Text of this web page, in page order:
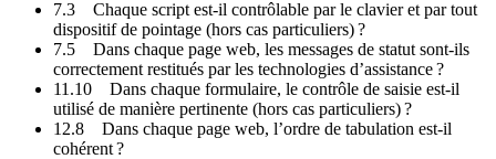
7.3 Chaque script est-il contrôlable par le clavier et par tout
dispositif de pointage (hors cas particuliers) ?
7.5 Dans chaque page web, les messages de statut sont-ils
correctement restitués par les technologies d’assistance ?
11.10 Dans chaque formulaire, le contrôle de saisie est-il
utilisé de manière pertinente (hors cas particuliers) ?
12.8 Dans chaque page web, l’ordre de tabulation est-il
cohérent ?